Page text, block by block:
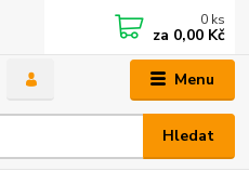
Menu
Hledat
0 ks
za 0,00 Kč